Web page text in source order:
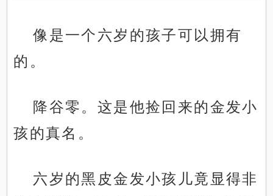
像是一个六岁的孩子可以拥有
的。
降谷零。这是他捡回来的金发小
孩的真名。
六岁的黑皮金发小孩儿竟显得非